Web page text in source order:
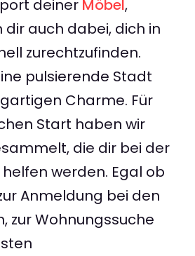
deiner Möbel,
auch dabei, dich in
zurechtzufinden.
pulsierende Stadt
Charme. Für
Start haben wir
die dir bei der
werden. Egal ob
Anmeldung bei den
zur Wohnungssuche